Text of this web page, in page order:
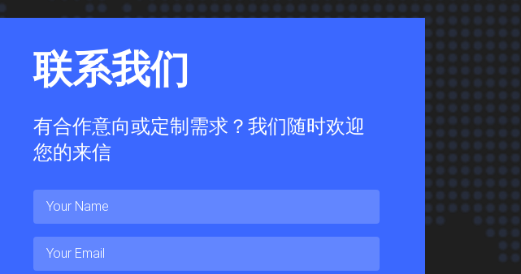
联系我们
有合作意向或定制需求？我们随时欢迎
您的来信